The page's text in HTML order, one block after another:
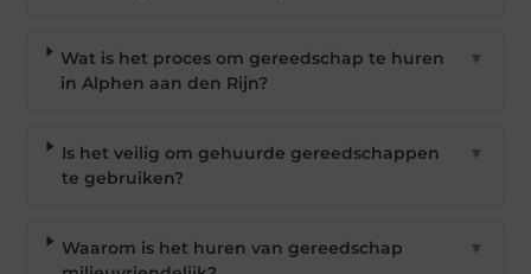
Wat is het proces om gereedschap te huren
in Alphen aan den Rijn?
▼
Is het veilig om gehuurde gereedschappen
te gebruiken?
▼
Waarom is het huren van gereedschap
▼